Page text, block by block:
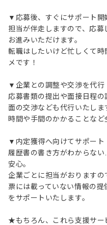
▼応募後、すぐにサポート開
担当が伴走しますので、応
お進みいただけます。
転職はしたいけど忙しくて
メです！
▼企業との調整や交渉を代行
応募書類の提出や面接日程
面の交渉なども代行いたしま
時間や手間のかかることなど
▼内定獲得へ向けてサポート
履歴書の書き方がわからな
安心。
企業ごとに担当がおりますの
票には載っていない情報の
をサポートいたします。
★もちろん、これら支援サ